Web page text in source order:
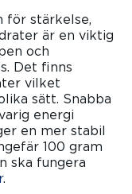
för stärkelse,
är en viktig
och
Det finns
vilket
sätt. Snabba
energi
en mer stabil
100 gram
ska fungera
.